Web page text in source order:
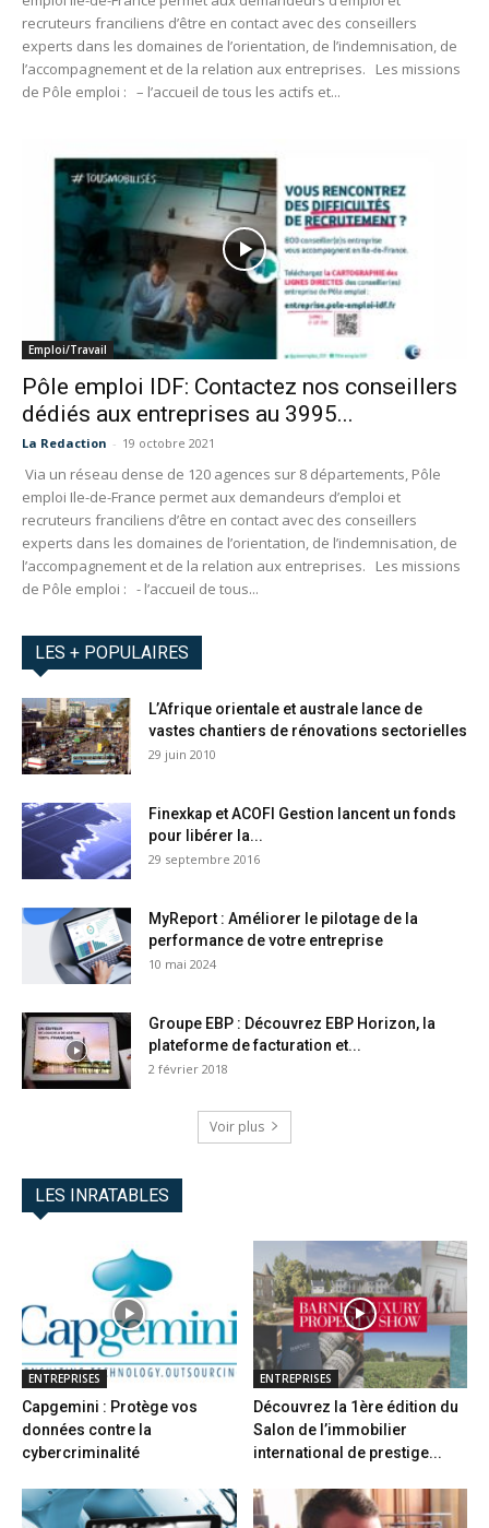
recruteurs franciliens d’être en contact avec des conseillers
experts dans les domaines de l’orientation, de l’indemnisation, de
l’accompagnement et de la relation aux entreprises. Les missions
de Pôle emploi : – l’accueil de tous les actifs et...
Emploi/Travail
Pôle emploi IDF: Contactez nos conseillers
dédiés aux entreprises au 3995...
La Redaction - 19 octobre 2021
Via un réseau dense de 120 agences sur 8 départements, Pôle
emploi Ile-de-France permet aux demandeurs d’emploi et
recruteurs franciliens d’être en contact avec des conseillers
experts dans les domaines de l’orientation, de l’indemnisation, de
l’accompagnement et de la relation aux entreprises. Les missions
de Pôle emploi : - l’accueil de tous...
LES + POPULAIRES
L’Afrique orientale et australe lance de
vastes chantiers de rénovations sectorielles
29 juin 2010
Finexkap et ACOFI Gestion lancent un fonds
pour libérer la...
29 septembre 2016
MyReport : Améliorer le pilotage de la
performance de votre entreprise
10 mai 2024
Groupe EBP : Découvrez EBP Horizon, la
plateforme de facturation et...
2 février 2018
Voir plus
LES INRATABLES
ENTREPRISES
Capgemini : Protège vos
données contre la
cybercriminalité
ENTREPRISES
Découvrez la 1ère édition du
Salon de l’immobilier
international de prestige...